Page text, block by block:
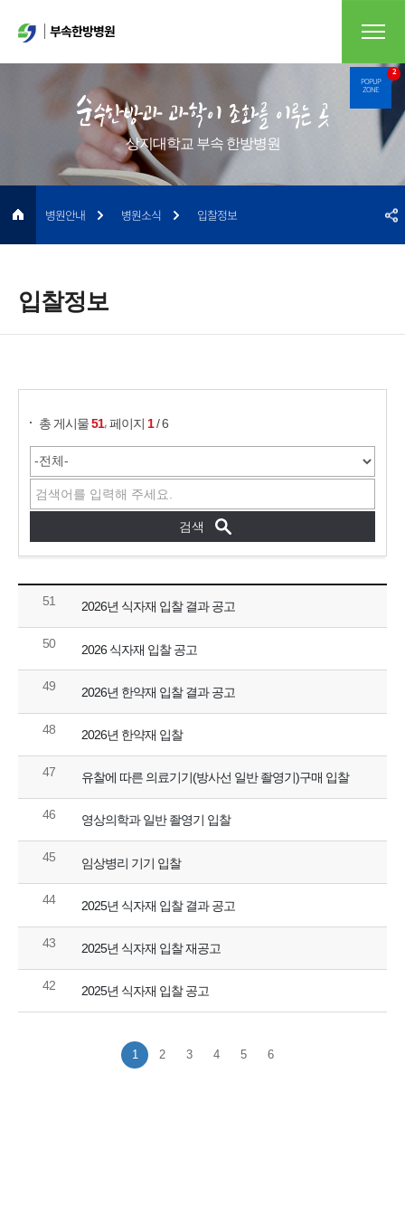
POPUP
ZONE
2
부속한방병원
상지대학교 부속 한방병원
입찰정보
병원안내 병원소식 입찰정보
총 게시물51, 페이지 1/ 6
51 2026년 식자재 입찰 결과 공고
50 2026 식자재 입찰 공고
49 2026년 한약재 입찰 결과 공고
48 2026년 한약재 입찰
47 유찰에 따른 의료기기(방사선 일반 좔영기)구매 입찰
46 영상의학과 일반 좔영기 입찰
45 임상병리 기기 입찰
44 2025년 식자재 입찰 결과 공고
43 2025년 식자재 입찰 재공고
42 2025년 식자재 입찰 공고
1 2 3 4 5 6